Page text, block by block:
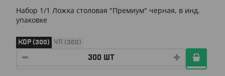
Набор 1/1 Ложка столовая "Премиум" черная, в инд.
упаковке
КОР (300) УП (300)